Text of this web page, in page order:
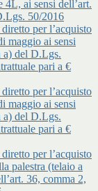
4L, ai sensi dell’art.
50/2016
per l’acquisto
maggio ai sensi
a) del D.Lgs.
pari a €
per l’acquisto
maggio ai sensi
a) del D.Lgs.
pari a €
per l’acquisto
palestra (telaio a
36, comma 2,